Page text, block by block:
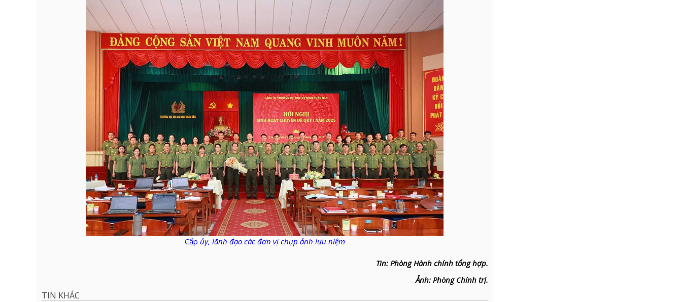
Cấp ủy, lãnh đạo các đơn vị chụp ảnh lưu niệm
Tin: Phòng Hành chính tổng hợp.
Ảnh: Phòng Chính trị.
TIN KHÁC